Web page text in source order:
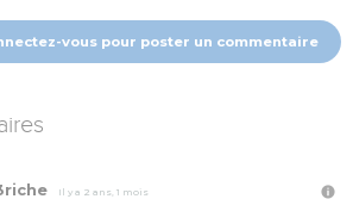
vous pour poster un commentaire
Il y a 2 ans, 1 mois